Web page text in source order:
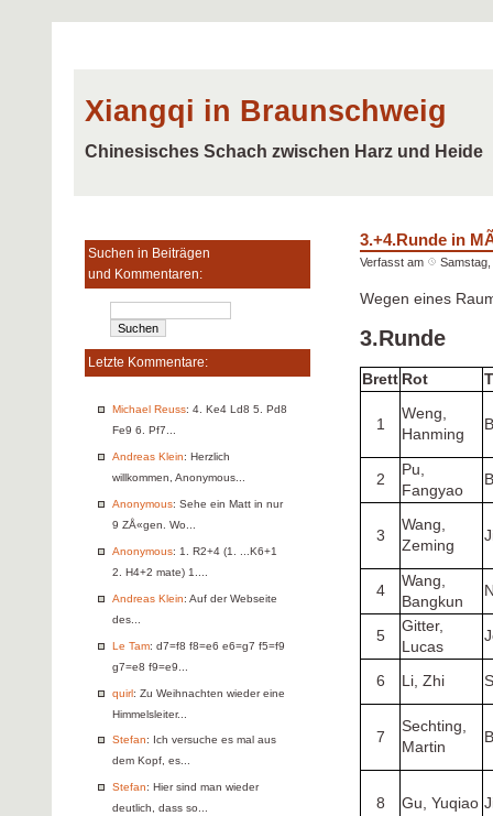
Xiangqi in Braunschweig
Chinesisches Schach zwischen Harz und Heide
Suchen in Beiträgen
und Kommentaren:
Letzte Kommentare:
Michael Reuss: 4. Ke4 Ld8 5. Pd8
Fe9 6. Pf7...
Andreas Klein: Herzlich
willkommen, Anonymous...
Anonymous: Sehe ein Matt in nur
9 ZÅ«gen. Wo...
Anonymous: 1. R2+4 (1. ...K6+1
2. H4+2 mate) 1....
Andreas Klein: Auf der Webseite
des...
Le Tam: d7=f8 f8=e6 e6=g7 f5=f9
g7=e8 f9=e9...
quirl: Zu Weihnachten wieder eine
Himmelsleiter...
Stefan: Ich versuche es mal aus
dem Kopf, es...
Stefan: Hier sind man wieder
deutlich, dass so...
3.+4.Runde in
Verfasst am
Wegen eines
3.Runde
Brett Rot
1
Weng,
Hanming
2
Pu,
Fangyao
3
Wang,
Zeming
4
Wang,
Bangkun
5
Gitter,
Lucas
6 Li, Zhi
7
Sechting,
Martin
8 Gu, Yuqiao